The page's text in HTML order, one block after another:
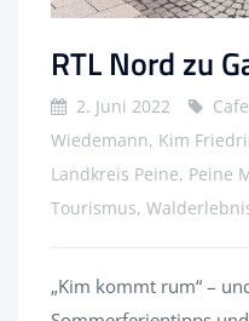
RTL Nord zu
2. Juni 2022
Wiedemann, Kim
Landkreis Peine, Peine
Tourismus,
„Kim kommt rum“ –